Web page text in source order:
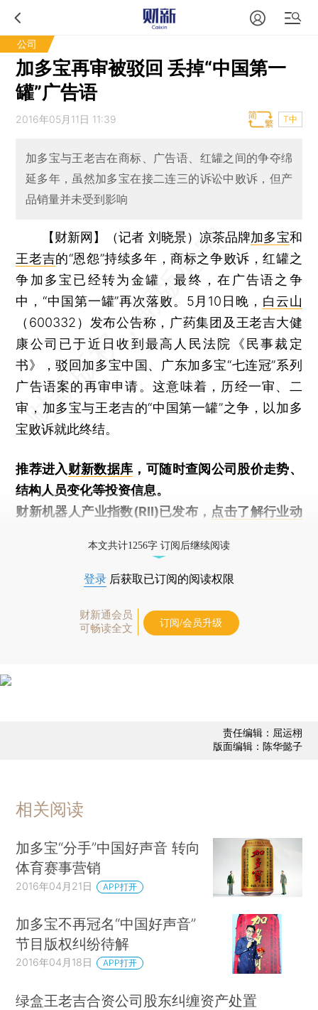
公司
加多宝再审被驳回 丢掉“中国第一
罐”广告语
2016年05月11日 11:39 T中
加多宝与王老吉在商标、广告语、红罐之间的争夺绵
延多年，虽然加多宝在接二连三的诉讼中败诉，但产
品销量并未受到影响
【财新网】（记者 刘晓景） 凉茶品牌加多宝和
王老吉的“恩怨”持续多年，商标之争败诉，红罐之
争加多宝已经转为金罐，最终，在广告语之争
中，“中国第一罐”再次落败。5月10日晚， 白云山
（600332）发布公告称，广药集团及王老吉大健
康公司已于近日收到最高人民法院《民事裁定
书》，驳回加多宝中国、广东加多宝“七连冠”系列
广告语案的再审申请。这意味着，历经一审、二
审，加多宝与王老吉的“中国第一罐”之争，以加多
宝败诉就此终结。
推荐进入财新数据库 ，可随时查阅公司股价走势、
结构人员变化等投资信息。
财新机器人产业指数(RII)已发布， 点击了解行业动
本文共计1256字 订阅后继续阅读
登录 后获取已订阅的阅读权限
财新通会员
可畅读全文
订阅/会员升级
责任编辑：屈运栩
版面编辑：陈华懿子
相关阅读
加多宝“分手”中国好声音 转向
体育赛事营销
2016年04月21日 APP打开
加多宝不再冠名“中国好声音”
节目版权纠纷待解
2016年04月18日 APP打开
绿盒王老吉合资公司股东纠缠资产处置